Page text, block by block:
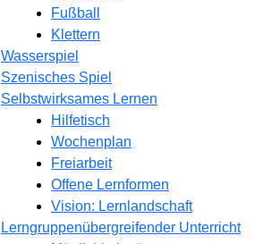
Fußball
Klettern
Wasserspiel
Szenisches Spiel
Selbstwirksames Lernen
Hilfetisch
Wochenplan
Freiarbeit
Offene Lernformen
Vision: Lernlandschaft
Lerngruppenübergreifender Unterricht